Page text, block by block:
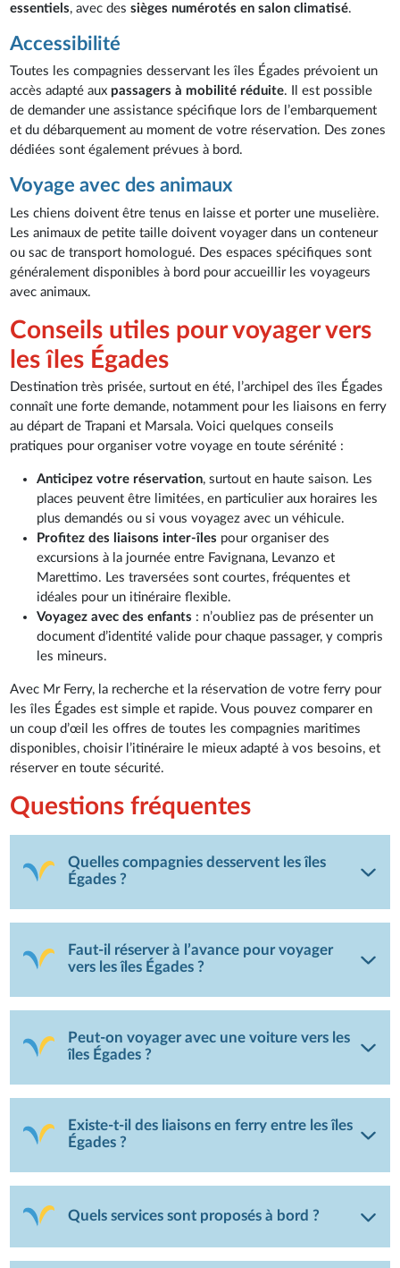
essentiels, avec dessièges numérotés en salon climatisé.
Accessibilité
Toutes les compagnies desservant les îles Égades prévoient un
accès adapté aux passagers à mobilité réduite. Il est possible
de demander une assistance spécifique lors de l’embarquement
et du débarquement au moment de votre réservation. Des zones
dédiées sont également prévues à bord.
Voyage avec des animaux
Les chiens doivent être tenus en laisse et porter une muselière.
Les animaux de petite taille doivent voyager dans un conteneur
ou sac de transport homologué. Des espaces spécifiques sont
généralement disponibles à bord pour accueillir les voyageurs
avec animaux.
Conseils utiles pour voyager vers
les îles Égades
Destination très prisée, surtout en été, l’archipel des îles Égades
connaît une forte demande, notamment pour les liaisons en ferry
au départ de Trapani et Marsala. Voici quelques conseils
pratiques pour organiser votre voyage en toute sérénité :
Anticipez votre réservation, surtout en haute saison. Les
places peuvent être limitées, en particulier aux horaires les
plus demandés ou si vous voyagez avec un véhicule.
Profitez des liaisons inter-îles pour organiser des
excursions à la journée entre Favignana, Levanzo et
Marettimo. Les traversées sont courtes, fréquentes et
idéales pour un itinéraire flexible.
Voyagez avec des enfants : n’oubliez pas de présenter un
document d’identité valide pour chaque passager, y compris
les mineurs.
Avec Mr Ferry, la recherche et la réservation de votre ferry pour
les îles Égades est simple et rapide. Vous pouvez comparer en
un coup d’œil les offres de toutes les compagnies maritimes
disponibles, choisir l’itinéraire le mieux adapté à vos besoins, et
réserver en toute sécurité.
Questions fréquentes
Quelles compagnies desservent les îles
Égades ?
Faut-il réserver à l’avance pour voyager
vers les îles Égades ?
Peut-on voyager avec une voiture vers les
îles Égades ?
Existe-t-il des liaisons en ferry entre les îles
Égades ?
Quels services sont proposés à bord ?